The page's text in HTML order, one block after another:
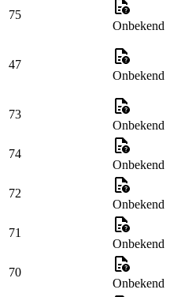
75
Onbekend
47
Onbekend
73
Onbekend
74
Onbekend
72
Onbekend
71
Onbekend
70
Onbekend